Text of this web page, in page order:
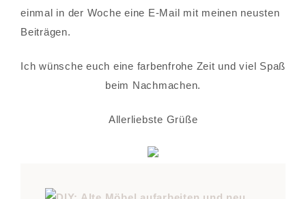
einmal in der Woche eine E-Mail mit meinen neusten
Beiträgen.
Ich wünsche euch eine farbenfrohe Zeit und viel Spaß
beim Nachmachen.
Allerliebste Grüße